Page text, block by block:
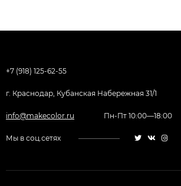
+7 (918) 125-62-55
г. Краснодар, Кубанская Набережная 31/1
info@makecolor.ru Пн-Пт 10:00—18:00
Мы в соц.сетях